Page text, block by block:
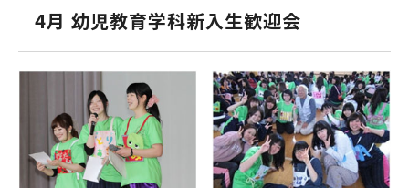
4月 幼児教育学科新入生歓迎会